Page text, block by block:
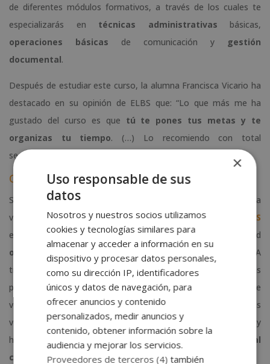
de diferentes módulos formativos, a través de los cuales te
especializarás en técnicas administrativas básicas,
operaciones básicas de comunicación y
gestión
documental.
Después de estudiar este curso, la alumna Francisca Vicario ha
destacado en su opinión de ELBS que: “Lo que más me ha
gustado del curso es que tú te pones tus metas y te
organizas tu tiempo. (…) Lo recomiendo con total
seguridad.”
Curso de Auxiliar Técnico Veterinario
Si te apasionan los animales y quieres dedicarte a la asistencia
veterinaria, elcurso de auxiliar técnico veterinario de ELBS
es para ti. Esta titulación también está disponible en modalidad
online y a distancia
de carga lectiva. A
través de su programa formativo adquirirás los conocimientos
propios de un ATV, lo que implica adquirir nociones sobre
veterinaria, especializarse en gestión de pacientes
en clínicas
veterinarias,gestión de las instalaciones
y
hospitalizaciones, y desarrollar habilidades en
atención al
cliente
y en técnicas de venta.
×
Uso responsable de sus
datos
Nosotros y nuestros socios utilizamos
cookies y tecnologías similares para
almacenar y acceder a información en su
dispositivo y procesar datos personales,
como su dirección IP, identificadores
únicos y datos de navegación, para
ofrecer anuncios y contenido
personalizados, medir anuncios y
contenido, obtener información sobre la
audiencia y mejorar los servicios.
Proveedores de terceros (4) también